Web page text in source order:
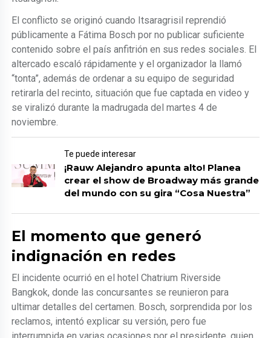
El conflicto se originó cuando Itsaragrisil reprendió
públicamente a Fátima Bosch por no publicar suficiente
contenido sobre el país anfitrión en sus redes sociales. El
altercado escaló rápidamente y el organizador la llamó
“tonta”, además de ordenar a su equipo de seguridad
retirarla del recinto, situación que fue captada en video y
se viralizó durante la madrugada del martes 4 de
noviembre.
Te puede interesar
¡Rauw Alejandro apunta alto! Planea
crear el show de Broadway más grande
del mundo con su gira “Cosa Nuestra”
El momento que generó
indignación en redes
El incidente ocurrió en el hotel Chatrium Riverside
Bangkok, donde las concursantes se reunieron para
ultimar detalles del certamen. Bosch, sorprendida por los
reclamos, intentó explicar su versión, pero fue